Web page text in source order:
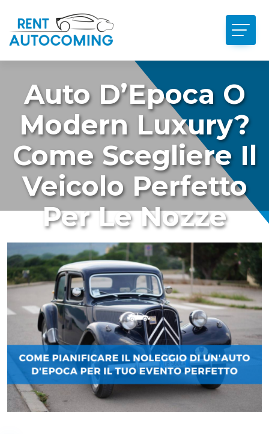
Auto D’Epoca O
Modern Luxury?
Come Scegliere Il
Veicolo Perfetto
Per Le Nozze